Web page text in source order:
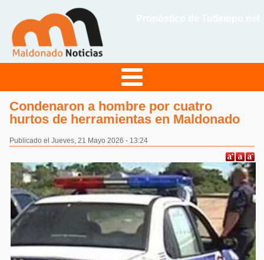
Condenaron a hombre por cuatro
hurtos de herramientas en Maldonado
Publicado el Jueves, 21 Mayo 2026 - 13:24